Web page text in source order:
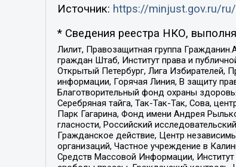
Источник: https://minjust.gov.ru/
* Сведения реестра НКО,
Лилит, Правозащитная группа
граждан Штаб, Институт права и
Открытый Петербург, Лига Избирателей,
информации, Горячая Линия, В защиту
Благотворительный фонд охраны
Серебряная тайга, Так-Так-Так, Сова,
Парк Гагарина, Фонд имени Андрея
гласности, Российский
Гражданское действие, Центр
организаций, Частное учреждение в
Средств Массовой Информации,